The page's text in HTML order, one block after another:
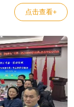
点击查看+